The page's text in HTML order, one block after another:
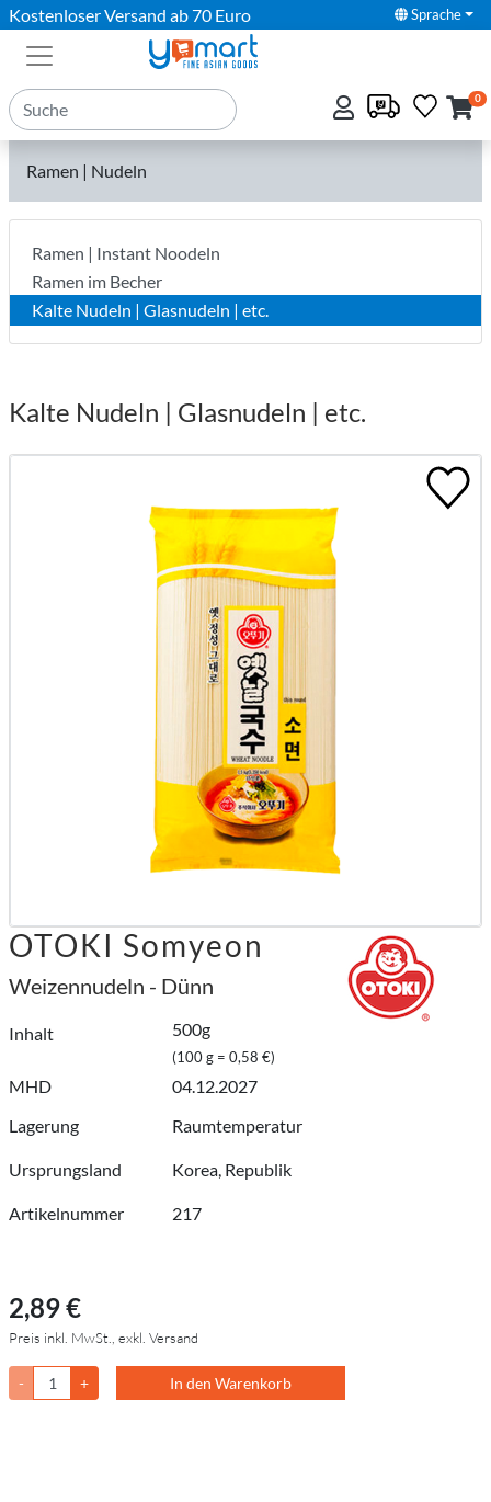
Kostenloser Versand ab 70 Euro Sprache
0
Ramen | Nudeln
Ramen | Instant Noodeln
Ramen im Becher
Kalte Nudeln | Glasnudeln | etc.
Kalte Nudeln | Glasnudeln | etc.
OTOKI Somyeon
Weizennudeln - Dünn
Inhalt 500g
(100 g = 0,58 €)
MHD
04.12.2027
Lagerung
Raumtemperatur
Ursprungsland Korea, Republik
Artikelnummer 217
2,89 €
Preis inkl. MwSt., exkl. Versand
- + In den Warenkorb